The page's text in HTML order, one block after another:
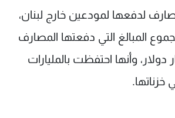
لدفعها لمودعين خارج لبنان،
المبالغ التي دفعتها المصارف
دولار، وأنها احتفظت بالمليارات
خزناتها.